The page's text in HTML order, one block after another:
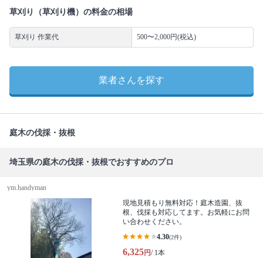
草刈り（草刈り機）の料金の相場
草刈り 作業代 500〜2,000円(税込)
業者さんを探す
庭木の伐採・抜根
埼玉県の庭木の伐採・抜根でおすすめのプロ
ym.handyman
現地見積もり無料対応！庭木造園、抜
根、伐採も対応してます。お気軽にお問
い合わせください。
4.30(2件)
6,325円/ 1本